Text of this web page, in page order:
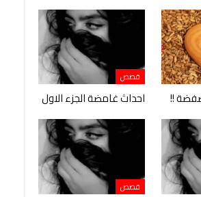
!!
قصص
احداث غامضة الجزء الاول
قصص